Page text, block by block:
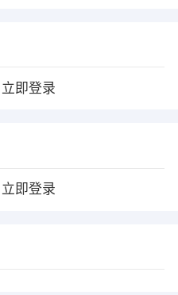
立即登录
立即登录